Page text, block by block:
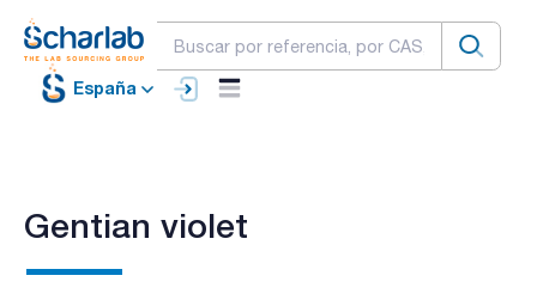
España
Gentian violet